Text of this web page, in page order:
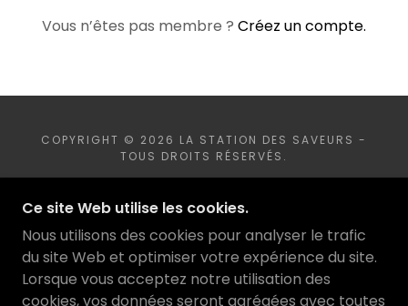
Vous n’êtes pas membre ? Créez un compte.
COPYRIGHT © 2026 LA STATION DES SAVEURS -
TOUS DROITS RÉSERVÉS.
ACCUEIL
CONTACTEZ-NOUS
Ce site Web utilise les cookies.
Nous utilisons des cookies pour analyser le trafic
du site Web et optimiser votre expérience du site.
Lorsque vous acceptez notre utilisation des
cookies, vos données seront agrégées avec toutes